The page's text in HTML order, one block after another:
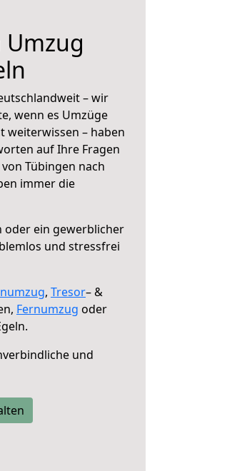
– wir
wenn es Umzüge
weiterwissen – haben
auf Ihre Fragen
von Tübingen nach
immer die
oder ein gewerblicher
und stressfrei
, Tresor– &
Fernumzug oder
und